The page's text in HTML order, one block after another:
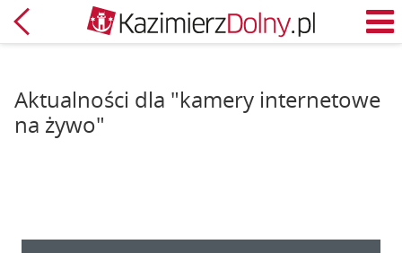
Powrót
Aktualności dla "kamery internetowe
na żywo"